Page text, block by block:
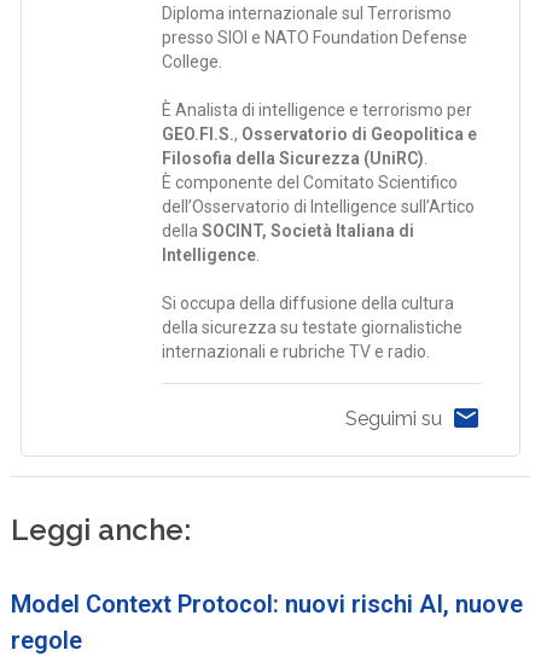
Diploma internazionale sul Terrorismo
presso SIOI e NATO Foundation Defense
College.
È Analista di intelligence e terrorismo per
GEO.FI.S., Osservatorio di Geopolitica e
Filosofia della Sicurezza (UniRC)
È componente del Comitato Scientifico
dell’Osservatorio di Intelligence sull’Artico
dellaSOCINT, Società Italiana di
Intelligence
Si occupa della diffusione della cultura
della sicurezza su testate giornalistiche
internazionali e rubriche TV e radio.
Seguimi su
Leggi anche:
Model Context Protocol: nuovi rischi AI, nuove
regole